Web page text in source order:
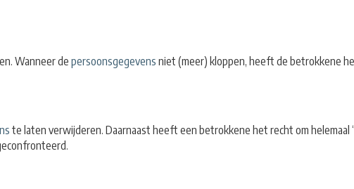
Wanneer depersoonsgegevens niet (meer) kloppen, heeft de betrokkene
te laten verwijderen. Daarnaast heeft een betrokkene het recht om helemaal